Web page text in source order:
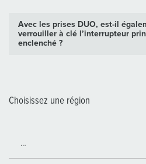
Avec les prises DUO, est-il
verrouiller à clé l’interrupteur
enclenché ?
Choisissez une région